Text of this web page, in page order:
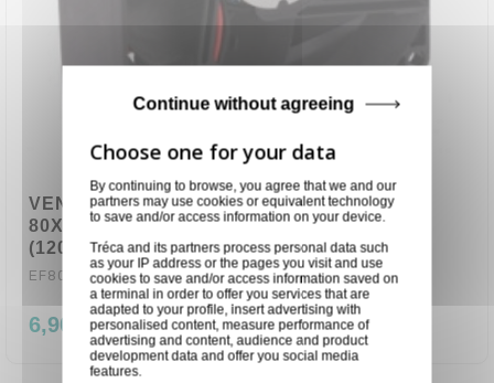
VENTILATEUR 12VDC 0.12A 1.66W
80X80X25mm 69.29m3/h 33dBA 24AWG
(120180)
EF80251S1-A99-A
6,90 €
By continuing to browse, you agree that we and our
partners may use cookies or equivalent technology
to save and/or access information on your device.
Tréca and its partners process personal data such
as your IP address or the pages you visit and use
cookies to save and/or access information saved on
a terminal in order to offer you services that are
adapted to your profile, insert advertising with
personalised content, measure performance of
advertising and content, audience and product
development data and offer you social media
features.
Continue without agreeing